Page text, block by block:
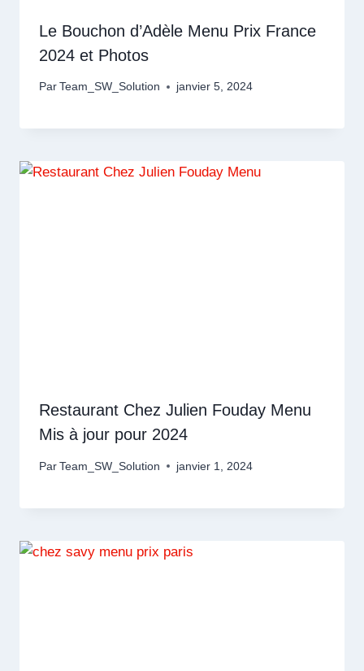
Le Bouchon d’Adèle Menu Prix France
2024 et Photos
Par Team_SW_Solution janvier 5, 2024
Restaurant Chez Julien Fouday Menu
Mis à jour pour 2024
Par Team_SW_Solution janvier 1, 2024